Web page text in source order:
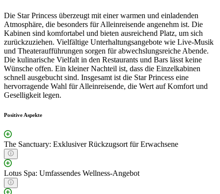
Die Star Princess überzeugt mit einer warmen und einladenden
Atmosphäre, die besonders für Alleinreisende angenehm ist. Die
Kabinen sind komfortabel und bieten ausreichend Platz, um sich
zurückzuziehen. Vielfältige Unterhaltungsangebote wie Live-Musik
und Theateraufführungen sorgen für abwechslungsreiche Abende.
Die kulinarische Vielfalt in den Restaurants und Bars lässt keine
Wünsche offen. Ein kleiner Nachteil ist, dass die Einzelkabinen
schnell ausgebucht sind. Insgesamt ist die Star Princess eine
hervorragende Wahl für Alleinreisende, die Wert auf Komfort und
Geselligkeit legen.
Positive Aspekte
The Sanctuary: Exklusiver Rückzugsort für Erwachsene
Lotus Spa: Umfassendes Wellness-Angebot